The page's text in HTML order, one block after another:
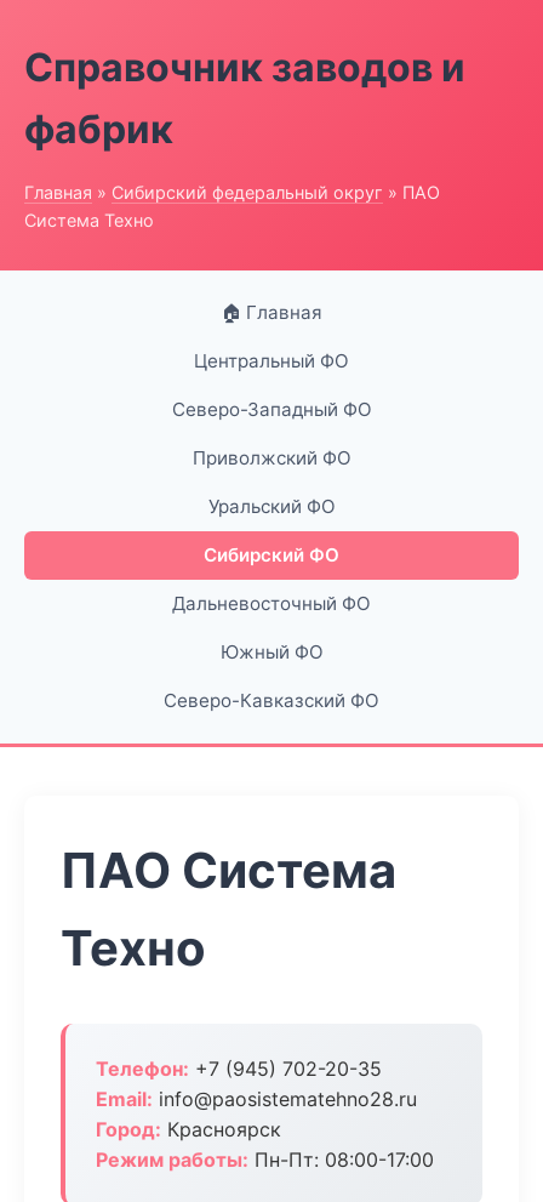
Справочник заводов и
фабрик
Главная » Сибирский федеральный округ » ПАО
Система Техно
🏠 Главная
Центральный ФО
Северо-Западный ФО
Приволжский ФО
Уральский ФО
Сибирский ФО
Дальневосточный ФО
Южный ФО
Северо-Кавказский ФО
ПАО Система
Техно
Телефон: +7 (945) 702-20-35
Email: info@paosistematehno28.ru
Город: Красноярск
Режим работы: Пн-Пт: 08:00-17:00